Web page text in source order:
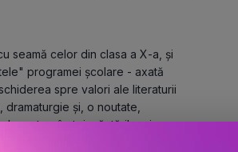
seamă celor din clasa a X-a, și
programei școlare - axată
spre valori ale literaturii
și, o noutate,
vârstei, căutărilor și
vor parcurge și alte texte